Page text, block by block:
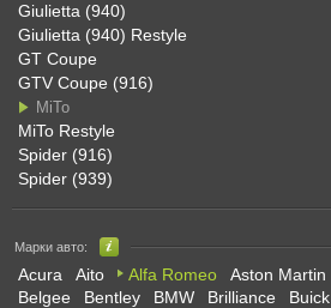
Giulietta (940)
Giulietta (940) Restyle
GT Coupe
GTV Coupe (916)
MiTo
MiTo Restyle
Spider (916)
Spider (939)
Марки авто:
Acura Aito Alfa Romeo Aston Martin
Belgee
Bentley BMW Brilliance Buick